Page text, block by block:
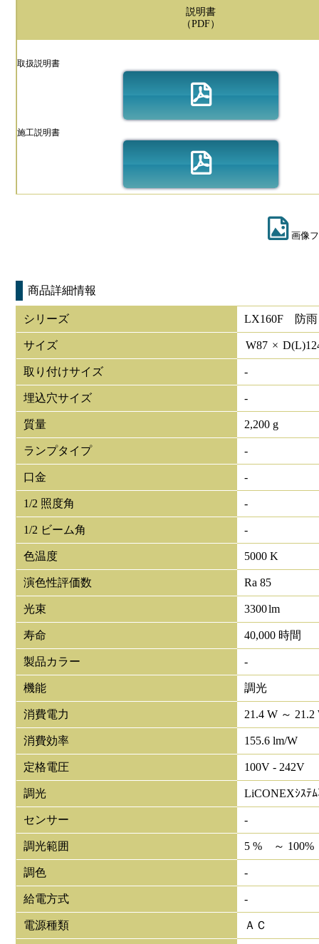
説明書
（PDF）
取扱説明書
施工説明書
画像
商品詳細情報
シリーズ LX160F 防雨
サイズ W87 × D(L)
取り付けサイズ -
埋込穴サイズ -
質量 2,200 g
ランプタイプ -
口金 -
1/2 照度角 -
1/2 ビーム角 -
色温度 5000 K
演色性評価数 Ra 85
光束 3300lm
寿命 40,000 時間
製品カラー -
機能 調光
消費電力 21.4 W ～ 21.2
消費効率 155.6 lm/W
定格電圧 100V - 242V
調光 LiCONEXｼｽﾃ
センサー -
調光範囲 5 % ～ 100%
調色 -
給電方式 -
電源種類 ＡＣ